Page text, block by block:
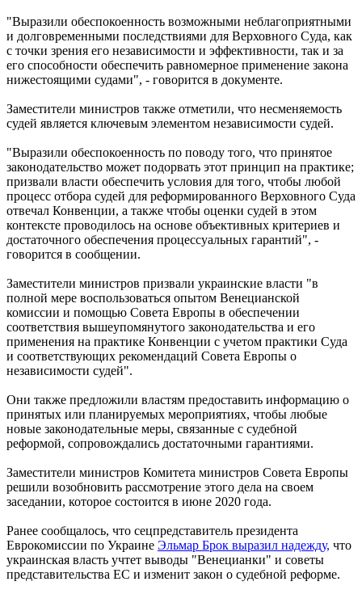
"Выразили обеспокоенность возможными неблагоприятными
и долговременными последствиями для Верховного Суда, как
с точки зрения его независимости и эффективности, так и за
его способности обеспечить равномерное применение закона
нижестоящими судами", - говорится в документе.
Заместители министров также отметили, что несменяемость
судей является ключевым элементом независимости судей.
"Выразили обеспокоенность по поводу того, что принятое
законодательство может подорвать этот принцип на практике;
призвали власти обеспечить условия для того, чтобы любой
процесс отбора судей для реформированного Верховного Суда
отвечал Конвенции, а также чтобы оценки судей в этом
контексте проводилось на основе объективных критериев и
достаточного обеспечения процессуальных гарантий", -
говорится в сообщении.
Заместители министров призвали украинские власти "в
полной мере воспользоваться опытом Венецианской
комиссии и помощью Совета Европы в обеспечении
соответствия вышеупомянутого законодательства и его
применения на практике Конвенции с учетом практики Суда
и соответствующих рекомендаций Совета Европы о
независимости судей".
Они также предложили властям предоставить информацию о
принятых или планируемых мероприятиях, чтобы любые
новые законодательные меры, связанные с судебной
реформой, сопровождались достаточными гарантиями.
Заместители министров Комитета министров Совета Европы
решили возобновить рассмотрение этого дела на своем
заседании, которое состоится в июне 2020 года.
Ранее сообщалось, что сецпредставитель президента
Еврокомиссии по Украине Эльмар Брок выразил надежду, что
украинская власть учтет выводы "Венецианки" и советы
представительства ЕС и изменит закон о судебной реформе.